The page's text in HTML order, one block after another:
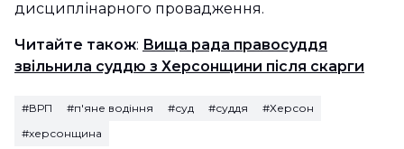
дисциплінарного провадження.
Читайте також: Вища рада правосуддя
звільнила суддю з Херсонщини після скарги
#ВРП #п'яне водіння #суд #суддя
#Херсон
#херсонщина